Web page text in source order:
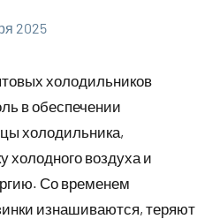
2025
холодильников
в обеспечении
холодильника,
холодного воздуха и
Со временем
изнашиваются, теряют